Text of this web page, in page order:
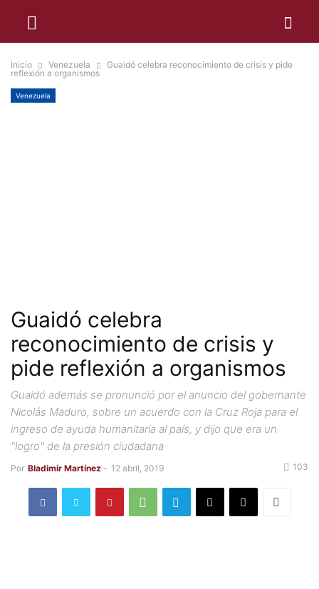
Inicio Venezuela
Guaidó celebra reconocimiento de crisis y pide
reflexión a organismos
Venezuela
Guaidó celebra
reconocimiento de crisis y
pide reflexión a organismos
Guaidó además se pronunció por el anuncio del gobernante
Nicolás Maduro, sobre un acuerdo con la Cruz Roja para el
ingreso de ayuda humanitaria al país, y dijo que era un
"logro" de la presión ciudadana
Por Bladimir Martínez - 12 abril, 2019 103